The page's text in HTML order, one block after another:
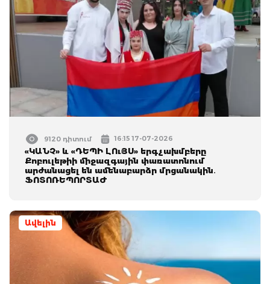
9120 դիտում 16:15 17-07-2026
«ԿԱՆՉ» և «ԴԵՊԻ ԼՈւՅՍ» երգչախմբերը
Քոբուլեթիի միջազգային փառատոնում
արժանացել են ամենաբարձր մրցանակին․
ՖՈՏՈՌԵՊՈՐՏԱԺ
Ավելին